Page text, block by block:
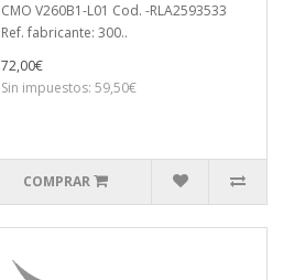
CMO V260B1-L01 Cod. -RLA2593533
Ref. fabricante: 300..
72,00€
Sin impuestos: 59,50€
COMPRAR